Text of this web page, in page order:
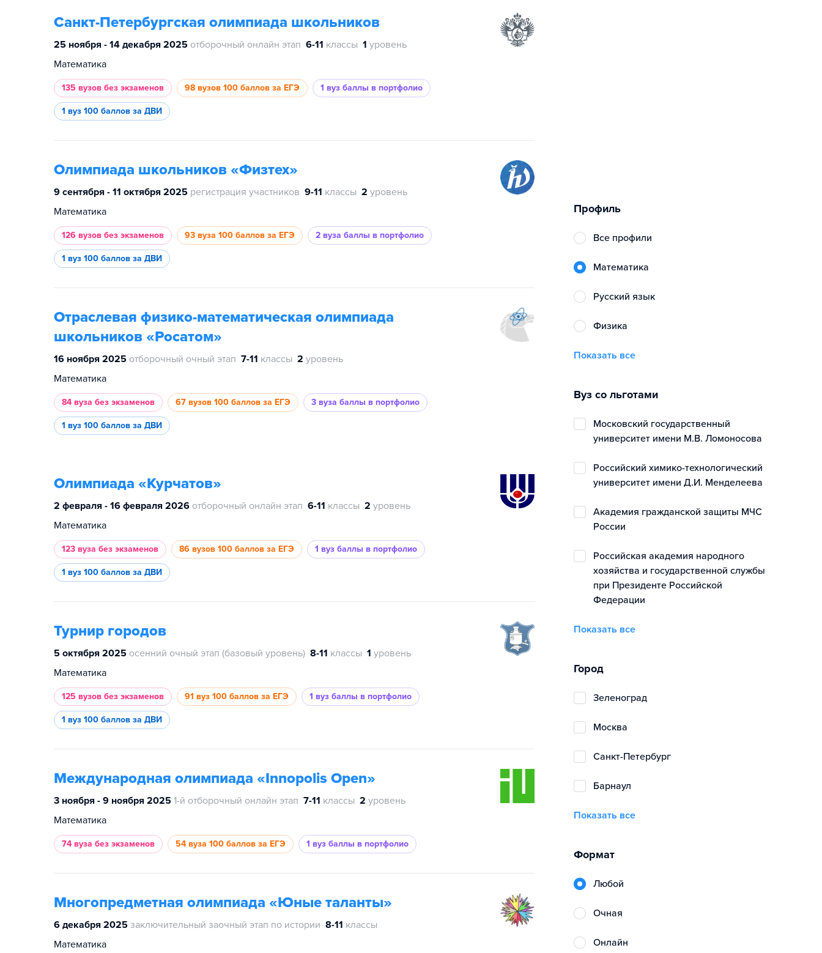
Санкт-Петербургская олимпиада школьников
25 ноября - 14 декабря 2025 отборочный онлайн этап 6-11 классы 1 уровень
Математика
135 вузов без экзаменов 98 вузов 100 баллов за ЕГЭ 1 вуз баллы в портфолио
1 вуз 100 баллов за ДВИ
Олимпиада школьников «Физтех»
9 сентября - 11 октября 2025 регистрация участников 9-11 классы 2 уровень
Математика
126 вузов без экзаменов 93 вуза 100 баллов за ЕГЭ 2 вуза баллы в портфолио
1 вуз 100 баллов за ДВИ
Отраслевая физико-математическая олимпиада
школьников «Росатом»
16 ноября 2025 отборочный очный этап 7-11 классы 2 уровень
Математика
84 вуза без экзаменов 67 вузов 100 баллов за ЕГЭ 3 вуза баллы в портфолио
1 вуз 100 баллов за ДВИ
Олимпиада «Курчатов»
2 февраля - 16 февраля 2026 отборочный онлайн этап 6-11 классы 2 уровень
Математика
123 вуза без экзаменов 86 вузов 100 баллов за ЕГЭ 1 вуз баллы в портфолио
1 вуз 100 баллов за ДВИ
Турнир городов
5 октября 2025 осенний очный этап (базовый уровень) 8-11 классы 1 уровень
Математика
125 вузов без экзаменов 91 вуз 100 баллов за ЕГЭ 1 вуз баллы в портфолио
1 вуз 100 баллов за ДВИ
Международная олимпиада «Innopolis Open»
3 ноября - 9 ноября 2025 1-й отборочный онлайн этап 7-11 классы 2 уровень
Математика
74 вуза без экзаменов 54 вуза 100 баллов за ЕГЭ 1 вуз баллы в портфолио
Многопредметная олимпиада «Юные таланты»
6 декабря 2025 заключительный заочный этап по истории 8-11 классы
Математика
Профиль
Все профили
математика
русский язык
физика
Показать все
Вуз со льготами
Московский государственный
университет имени М.В. Ломоносова
Российский химико-технологический
университет имени Д.И. Менделеева
Академия гражданской защиты МЧС
России
Российская академия народного
хозяйства и государственной службы
при Президенте Российской
Федерации
Показать все
Город
Зеленоград
Москва
Санкт-Петербург
Барнаул
Показать все
Формат
Любой
очная
онлайн